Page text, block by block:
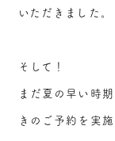
いただきました。
そして！
まだ夏の早い時
きのご予約を実